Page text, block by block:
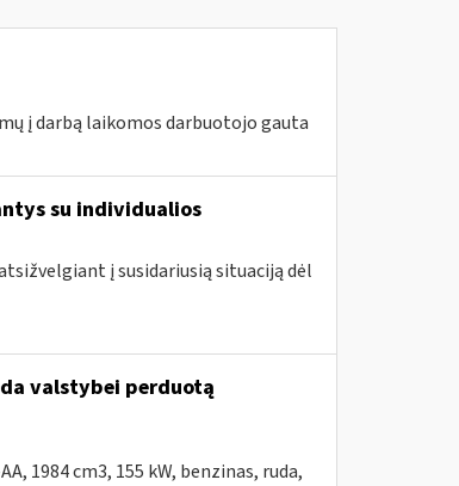
į darbą laikomos darbuotojo gauta
su individualios
į susidariusią situaciją dėl
valstybei perduotą
1984 cm3, 155 kW, benzinas, ruda,